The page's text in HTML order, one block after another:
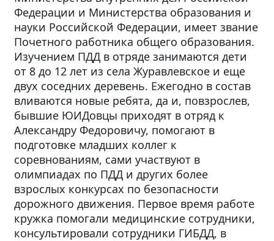
Федерации и Министерства образования и
науки Российской Федерации, имеет звание
Почетного работника общего образования.
Изучением ПДД в отряде занимаются дети
от 8 до 12 лет из села Журавлевское и еще
двух соседних деревень. Ежегодно в состав
вливаются новые ребята, да и, повзрослев,
бывшие ЮИДовцы приходят в отряд к
Александру Федоровичу, помогают в
подготовке младших коллег к
соревнованиям, сами участвуют в
олимпиадах по ПДД и других более
взрослых конкурсах по безопасности
дорожного движения. Первое время работе
кружка помогали медицинские сотрудники,
консультировали сотрудники ГИБДД, в